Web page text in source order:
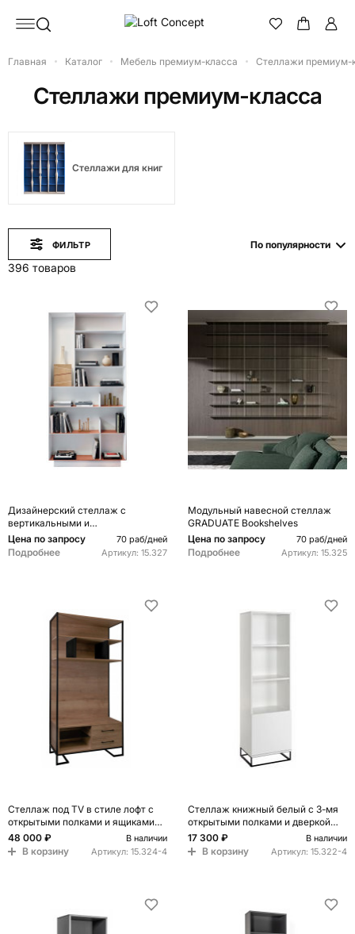
Главная Каталог Мебель премиум-класса Стеллажи премиум-
Стеллажи премиум-класса
Стеллажи для книг
ФИЛЬТР
396 товаров
По популярности
Дизайнерский стеллаж с
вертикальными и
горизонтальными полками Gio
Ponti D.357.1 D.357.2 Rack
Цена по запросу 70 раб/дней
Подробнее Артикул: 15.327
Модульный навесной стеллаж
GRADUATE Bookshelves
Цена по запросу
70 раб/дней
Подробнее Артикул: 15.325
Стеллаж под TV в стиле лофт с
открытыми полками и ящиками
Urban Style Space
48 000 ₽ В наличии
В корзину Артикул: 15.324-4
Стеллаж книжный белый с 3-мя
открытыми полками и дверкой
Strict Lines
17 300 ₽ В наличии
В корзину Артикул: 15.322-4